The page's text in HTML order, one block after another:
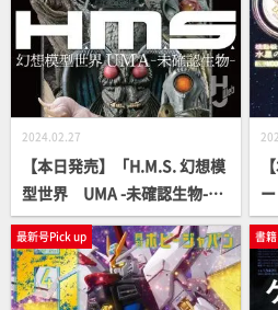
2024.02.27
【本日発売】「H.M.S. 幻想模
型世界 UMA -未確認生物-」
【立体造形ムック】
最新号Pick up 書